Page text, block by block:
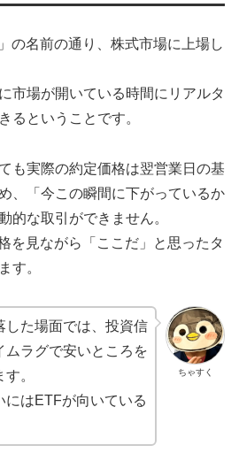
の名前の通り、株式市場に上場し
市場が開いている時間にリアルタ
るということです。
も実際の約定価格は翌営業日の基
、「今この瞬間に下がっているか
的な取引ができません。
を見ながら「ここだ」と思ったタ
す。
ちゃすく
した場面では、投資信
ムラグで安いところを
。
にはETFが向いている